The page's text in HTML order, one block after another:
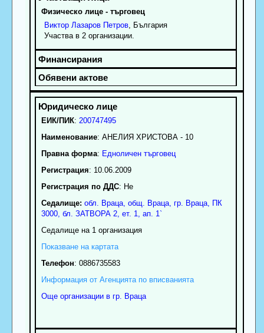
Физическо лице - търговец
Виктор Лазаров Петров, България
Участва в 2 организации.
ЕИК/ПИК: 200747495
Наименование: АНЕЛИЯ ХРИСТОВА - 10
Правна форма: Едноличен търговец
Регистрация: 10.06.2009
Регистрация по ДДС: Нe
Седалище: обл. Враца, общ. Враца, гр. Враца, ПК
3000, бл. ЗАТВОРА 2, ет. 1, ап. 1`
Седалище на 1 организация
Показване на картата
Телефон: 0886735583
Информация от Агенцията по вписванията
Още организации в гр. Враца